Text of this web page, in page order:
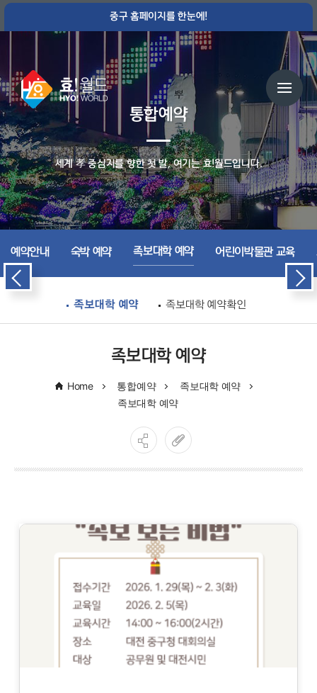
중구 홈페이지를 한눈에!
통합예약
세계 孝 중심지를 향한 첫 발, 여기는 효!월드입니다.
예약안내 숙박 예약 족보대학 예약
족보대학 예약 족보대학 예약확인
어린이박물관 교육
족보대학 예약
Home 통합예약
족보대학 예약
족보대학 예약